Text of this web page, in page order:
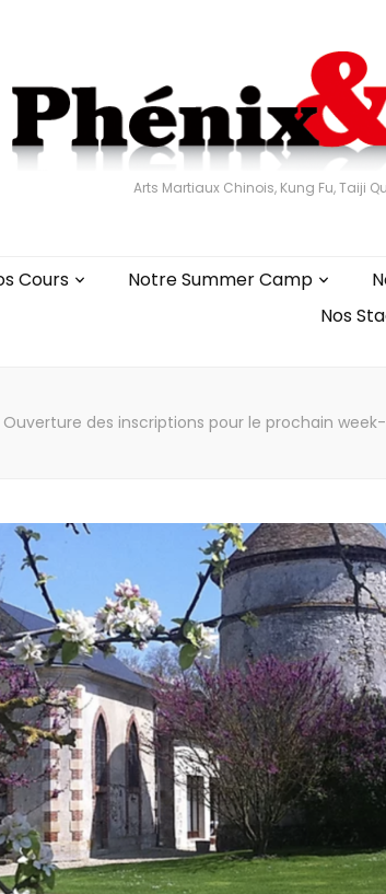
Arts Martiaux Chinois, Kung Fu, Taiji
Cours Notre Summer Camp
Nos
Ouverture des inscriptions pour le prochain